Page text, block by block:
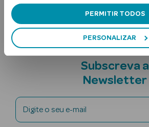
PERMITIR TODOS
PERSONALIZAR
Ver Tudo
Solares
Subscreva a
Newsletter
Digite o seu e-mail